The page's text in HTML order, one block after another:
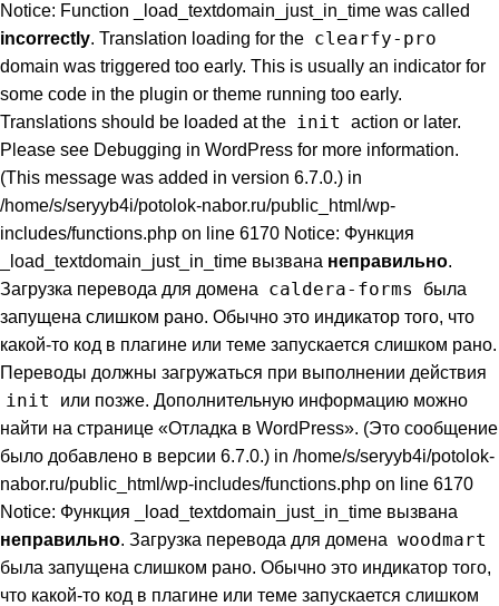
Notice: Function _load_textdomain_just_in_time was called
incorrectly. Translation loading for the clearfy-pro
domain was triggered too early. This is usually an indicator for
some code in the plugin or theme running too early.
Translations should be loaded at the init
action or later.
Please see Debugging in WordPress for more information.
(This message was added in version 6.7.0.) in
/home/s/seryyb4i/potolok-nabor.ru/public_html/wp-
includes/functions.php on line 6170 Notice: Функция
_load_textdomain_just_in_time вызвана неправильно.
Загрузка перевода для домена
caldera-forms
была
запущена слишком рано. Обычно это индикатор того, что
какой-то код в плагине или теме запускается слишком рано.
Переводы должны загружаться при выполнении действия
init
или позже. Дополнительную информацию можно
найти на странице «Отладка в WordPress». (Это сообщение
было добавлено в версии 6.7.0.) in /home/s/seryyb4i/potolok-
nabor.ru/public_html/wp-includes/functions.php on line 6170
Notice: Функция _load_textdomain_just_in_time вызвана
неправильно. Загрузка перевода для домена woodmart
была запущена слишком рано. Обычно это индикатор того,
что какой-то код в плагине или теме запускается слишком